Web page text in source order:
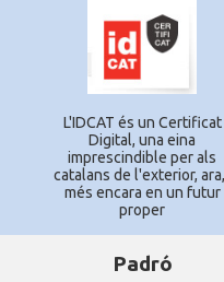
L'IDCAT és un Certificat
Digital, una eina
imprescindible per als
catalans de l'exterior,
més encara en un futur
proper
Padró